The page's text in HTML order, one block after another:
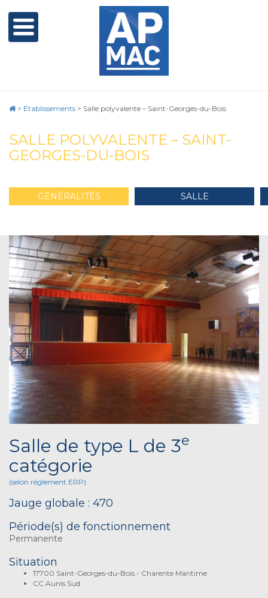
> Établissements > Salle polyvalente – Saint-Georges-du-Bois
SALLE POLYVALENTE – SAINT-
GEORGES-DU-BOIS
GÉNÉRALITÉS SALLE
Salle de type L de 3e
catégorie
(selon réglement ERP)
Jauge globale : 470
Période(s) de fonctionnement
Permanente
Situation
17700 Saint-Georges-du-Bois - Charente Maritime
CC Aunis Sud